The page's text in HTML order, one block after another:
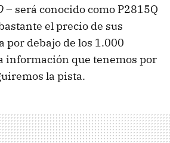
– será conocido como P2815Q
el precio de sus
por debajo de los 1.000
información que tenemos por
la pista.